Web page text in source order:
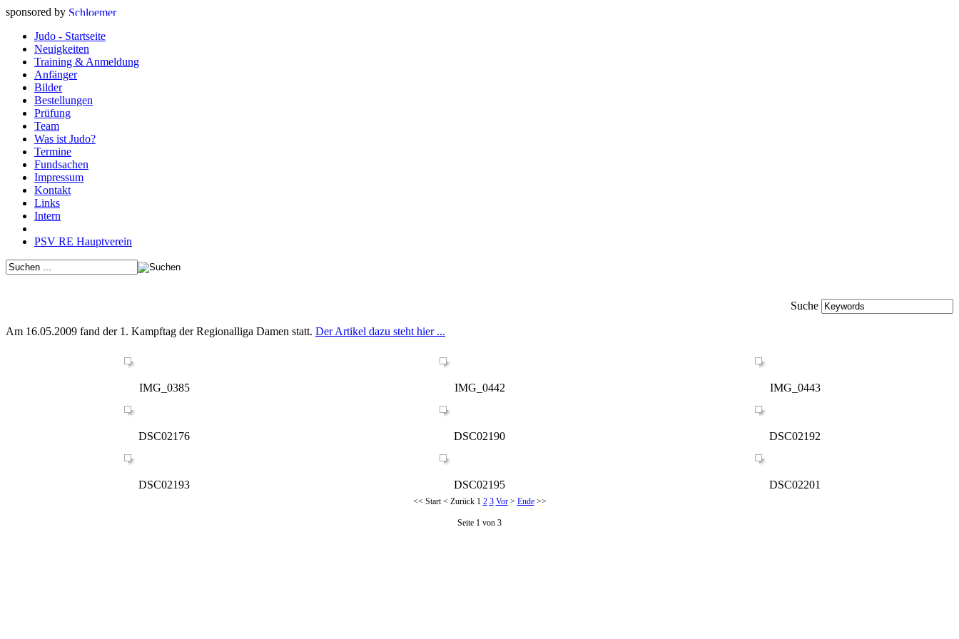
sponsored by
Judo - Startseite
Neuigkeiten
Training & Anmeldung
Anfänger
Bilder
Bestellungen
Prüfung
Team
Was ist Judo?
Termine
Fundsachen
Impressum
Kontakt
Links
Intern
PSV RE Hauptverein
Suche
Am 16.05.2009 fand der 1. Kampftag der Regionalliga Damen statt. Der Artikel dazu steht hier ...
IMG_0385 IMG_0442 IMG_0443
DSC02176 DSC02190 DSC02192
DSC02193 DSC02195 DSC02201
<< Start< Zurück 1 2 3 Vor> Ende>>
Seite 1 von 3